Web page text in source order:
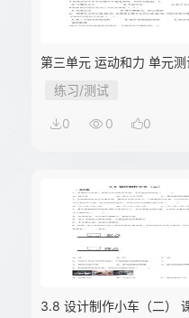
第三单元 运动和力 单元
练习/测试
0 0 0
3.8 设计制作小车（二）